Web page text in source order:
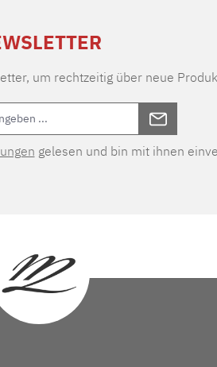
um rechtzeitig über neue
gelesen und bin mit ihnen